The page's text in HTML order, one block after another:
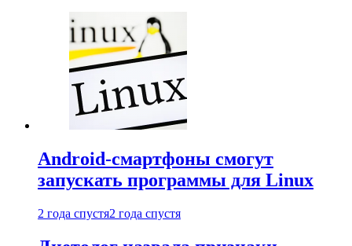
Android-смартфоны смогут
запускать программы для Linux
2 года спустя2 года спустя